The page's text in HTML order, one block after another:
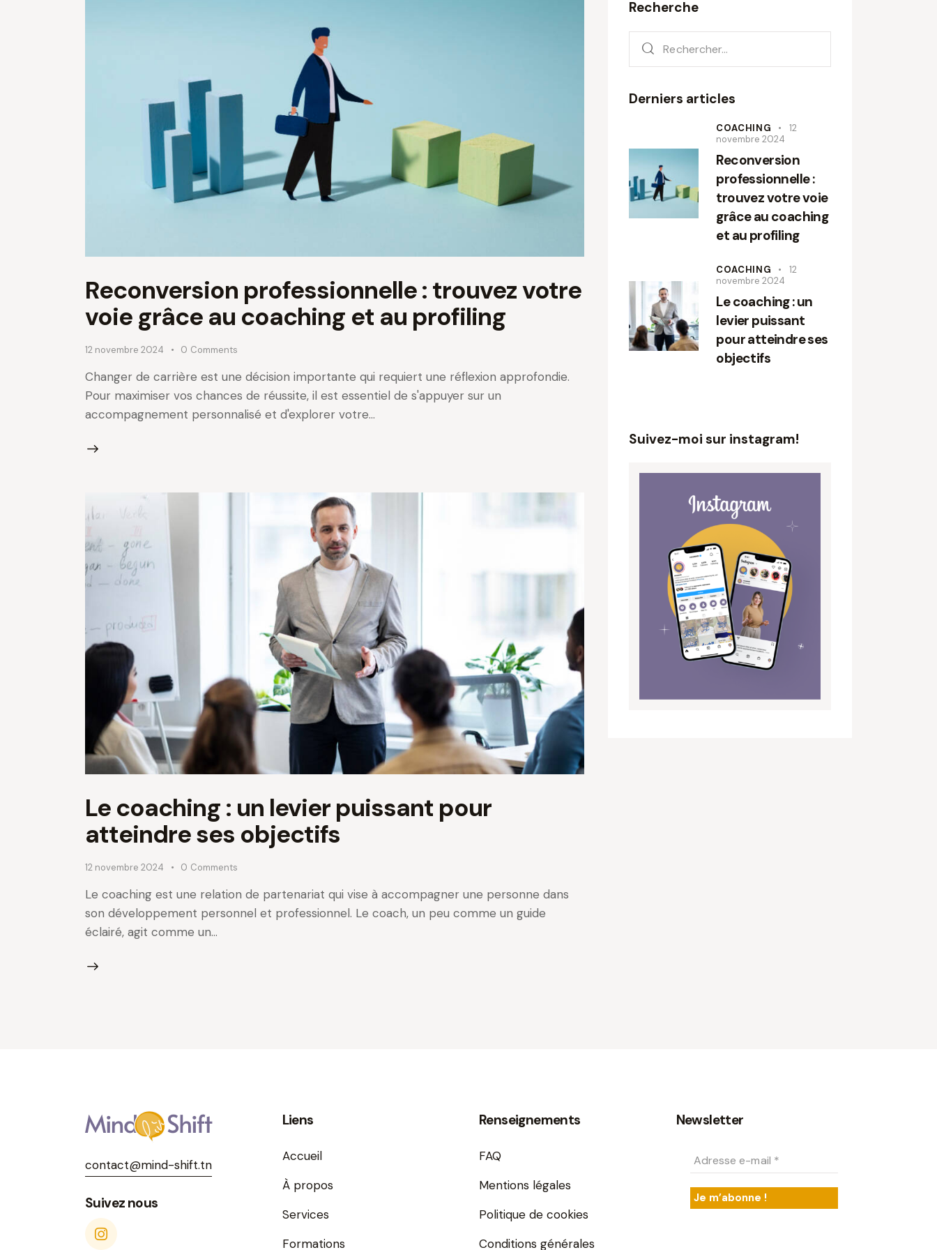
Reconversion professionnelle : trouvez votre
voie grâce au coaching et au profiling
12 novembre 2024 0 Comments
Changer de carrière est une décision importante qui requiert une réflexion approfondie.
Pour maximiser vos chances de réussite, il est essentiel de s'appuyer sur un
accompagnement personnalisé et d'explorer votre…
Le coaching : un levier puissant pour
atteindre ses objectifs
12 novembre 2024 0 Comments
Le coaching est une relation de partenariat qui vise à accompagner une personne dans
son développement personnel et professionnel. Le coach, un peu comme un guide
éclairé, agit comme un…
Recherche
Derniers articles
COACHING
12
novembre 2024
Reconversion
professionnelle :
trouvez votre voie
grâce au coaching
et au profiling
COACHING
12
novembre 2024
Le coaching : un
levier puissant
pour atteindre ses
objectifs
Suivez-moi sur instagram!
contact@mind-shift.tn
Suivez nous
Liens
Accueil
À propos
Services
Formations
Renseignements
FAQ
Mentions légales
Politique de cookies
Conditions générales
Newsletter